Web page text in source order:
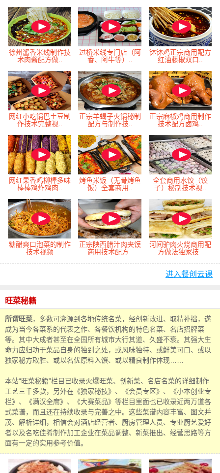
徐州酱香米线制作技
术肉酱配方做..
过桥米线专门店（阿
香、阿牛等）..
钵钵鸡正宗商用配方
红油藤椒双口..
网红小吃锅巴土豆制
作技术完整视..
正宗羊蝎子火锅秘制
配方与制作技..
正宗麻椒鸡商用制作
技术配方卤鸡..
网红果香鸡柳棒多味
棒棒鸡炸鸡肉..
烤鱼米饭（无骨烤鱼
饭）全套商用..
全套商用水饺（饺
子）秘制技术视..
糖醋爽口泡菜的制作
技术视频
正宗陕西腊汁肉夹馍
商用技术配方..
河间驴肉火烧商用配
方做法独家技..
进入餐创云课
旺菜秘籍
所谓旺菜，多数可溯源到各地传统名菜，经创新改进、取精补拙，遂
成为当今各菜系的代表之作、各餐饮机构的特色名菜、名店招牌菜
等。其中大成者甚至在全国所有城市大行其道、久盛不衰。其强大生
命力应归功于菜品自身的独到之处，或风味独特、或鲜美可口、或以
独家秘方取胜、或以名优原料入馔、或以精良制作体现……
本站“旺菜秘籍”栏目已收录火爆旺菜、创新菜、名店名菜的详细制作
工艺三千多款，另外在《独家秘技》、《会员专区》、《小本创业专
栏》、《满汉全席》、《大赛菜品》等栏目里面也已收录近两万道各
式菜谱，而且还在持续收录与完善之中。这些菜谱内容丰富、图文并
茂、解析详细，相信会对酒店经营者、厨房管理人员、专业厨艺爱好
者以及名吃佳肴制作加工企业在菜品调整、新菜推出、经营思路等方
面有一定的实用参考价值。